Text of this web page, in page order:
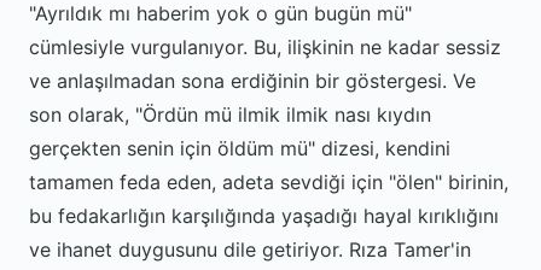
"Ayrıldık mı haberim yok o gün bugün mü"
cümlesiyle vurgulanıyor. Bu, ilişkinin ne kadar sessiz
ve anlaşılmadan sona erdiğinin bir göstergesi. Ve
son olarak, "Ördün mü ilmik ilmik nası kıydın
gerçekten senin için öldüm mü" dizesi, kendini
tamamen feda eden, adeta sevdiği için "ölen" birinin,
bu fedakarlığın karşılığında yaşadığı hayal kırıklığını
ve ihanet duygusunu dile getiriyor. Rıza Tamer'in